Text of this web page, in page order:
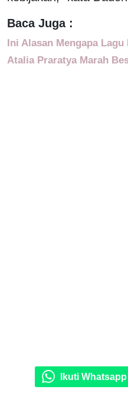
Baca Juga :
Ini Alasan Mengapa
Atalia Praratya Marah
Ikuti